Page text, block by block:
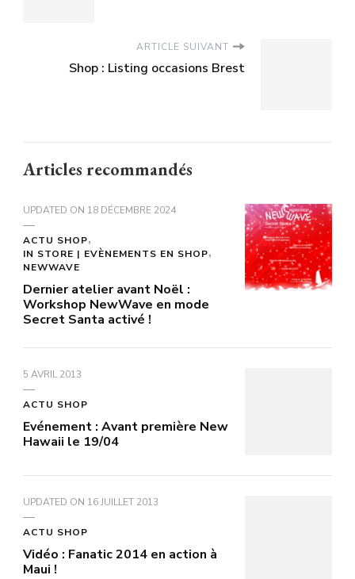
ARTICLE SUIVANT
Shop : Listing occasions Brest
Articles recommandés
UPDATED ON 18 DÉCEMBRE 2024
ACTU SHOP
IN STORE | EVÈNEMENTS EN SHOP
NEWWAVE
Dernier atelier avant Noël :
Workshop NewWave en mode
Secret Santa activé !
5 AVRIL 2013
ACTU SHOP
Evénement : Avant première New
Hawaii le 19/04
UPDATED ON 16 JUILLET 2013
ACTU SHOP
Vidéo : Fanatic 2014 en action à
Maui !